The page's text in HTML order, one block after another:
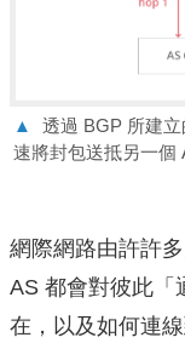
▲
透過 BGP 所建
速將封包送抵另一個
網際網路由許許
AS 都會對彼此「
在，以及如何連